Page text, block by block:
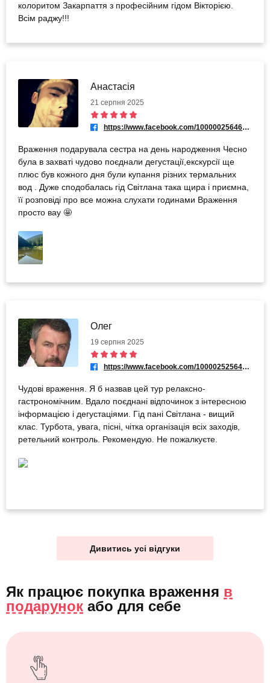
колоритом Закарпаття з професійним гідом Вікторією.
Всім раджу!!!
Анастасія
21 серпня 2025
https://www.facebook.com/100000256465783
Враження подарувала сестра на день народження Чесно
була в захваті чудово поєднали дегустації,екскурсії ще
плюс був кожного дня були купання різних термальних
вод . Дуже сподобалась гід Світлана така щира і приємна,
її розповіді про все можна слухати годинами Враження
просто вау 🤩
Олег
19 серпня 2025
https://www.facebook.com/100002525648861
Чудові враження. Я б назвав цей тур релаксно-
гастрономічним. Вдало поєднані відпочинок з інтересною
інформацією і дегустаціями. Гід пані Світлана - вищий
клас. Турбота, увага, пісні, чітка організація всіх заходів,
ретельний контроль. Рекомендую. Не пожалкуєте.
Дивитись усі відгуки
Як працює покупка враження в
подарунок або для себе